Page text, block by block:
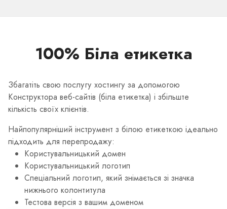
100% Бiла етикетка
Збагатіть свою послугу хостингу за допомогою
Конструктора веб-сайтів (біла етикетка) і збільште
кількість своїх клієнтів.
Найпопулярніший інструмент з бiлою етикеткою ідеально
підходить для перепродажу:
Користувальницький домен
Користувальницький логотип
Спеціальний логотип, який знімається зі значка
нижнього колонтитула
Тестова версія з вашим доменом